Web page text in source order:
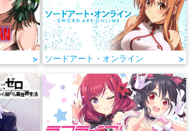
> ソードアート・オンライン >